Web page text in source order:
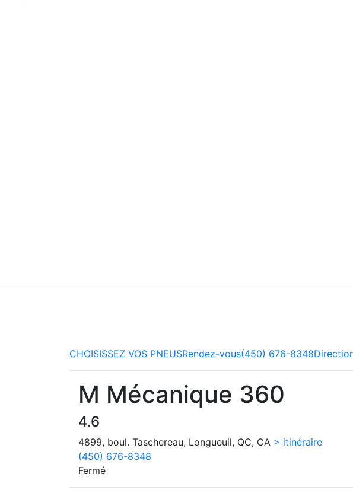
CHOISISSEZ VOS PNEUSRendez-vous(450) 676-8348
M Mécanique 360
4.6
4899, boul. Taschereau, Longueuil, QC, CA > itinéraire
(450) 676-8348
Fermé